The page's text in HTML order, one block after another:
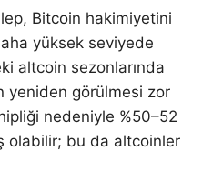
Bitcoin hakimiyetini
yüksek seviyede
altcoin sezonlarında
yeniden görülmesi zor
nedeniyle %50–52
olabilir; bu da altcoinler